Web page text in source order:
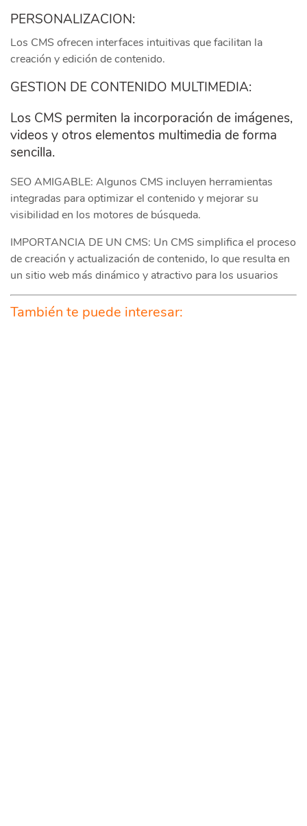
PERSONALIZACION:
Los CMS ofrecen interfaces intuitivas que facilitan la
creación y edición de contenido.
GESTION DE CONTENIDO MULTIMEDIA:
Los CMS permiten la incorporación de imágenes,
videos y otros elementos multimedia de forma
sencilla.
SEO AMIGABLE: Algunos CMS incluyen herramientas
integradas para optimizar el contenido y mejorar su
visibilidad en los motores de búsqueda.
IMPORTANCIA DE UN CMS: Un CMS simplifica el proceso
de creación y actualización de contenido, lo que resulta en
un sitio web más dinámico y atractivo para los usuarios
También te puede interesar: